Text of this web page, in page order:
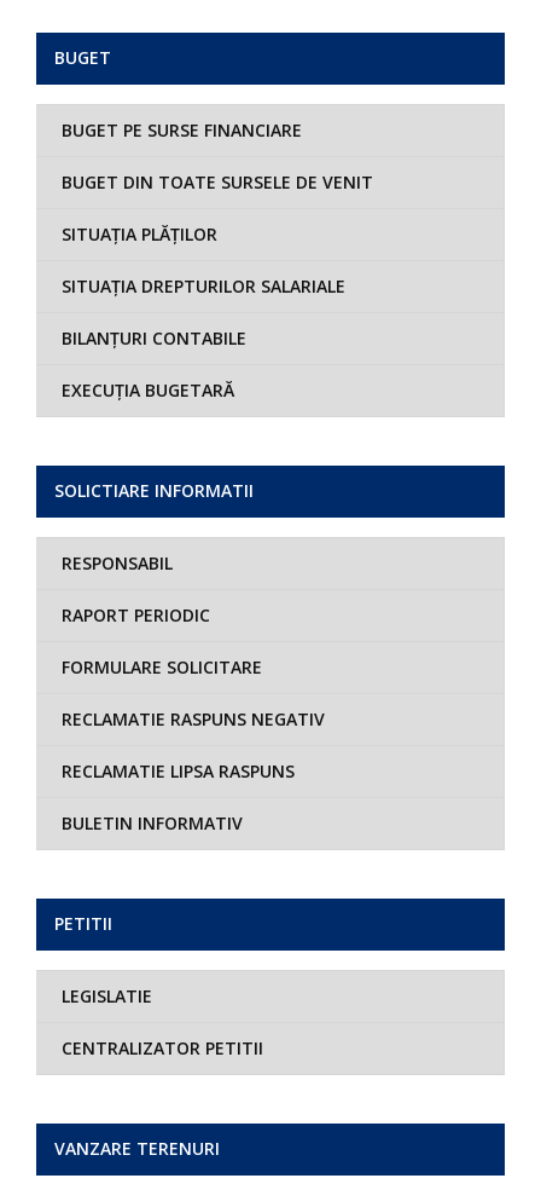
BUGET
BUGET PE SURSE FINANCIARE
BUGET DIN TOATE SURSELE DE VENIT
SITUAȚIA PLĂȚILOR
SITUAȚIA DREPTURILOR SALARIALE
BILANȚURI CONTABILE
EXECUȚIA BUGETARĂ
SOLICTIARE INFORMATII
RESPONSABIL
RAPORT PERIODIC
FORMULARE SOLICITARE
RECLAMATIE RASPUNS NEGATIV
RECLAMATIE LIPSA RASPUNS
BULETIN INFORMATIV
PETITII
LEGISLATIE
CENTRALIZATOR PETITII
VANZARE TERENURI